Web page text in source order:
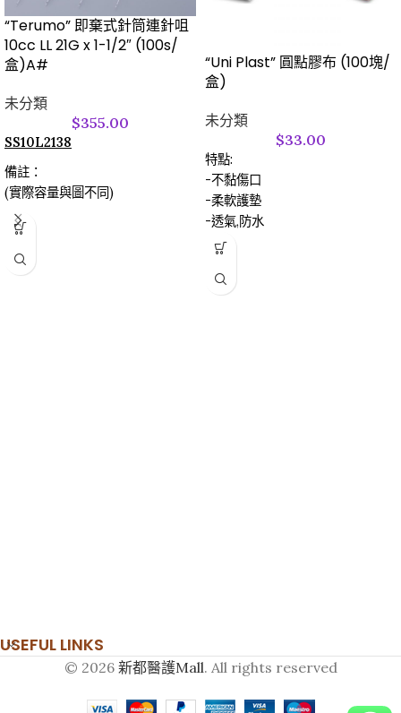
“Terumo” 即棄式針筒連針咀
10cc LL 21G x 1-1/2″ (100s/
盒)A#
未分類
$355.00
SS10L2138
備註：
(實際容量與圖不同)
“Uni Plast” 圓點膠布 (100塊/
盒)
未分類
$33.00
特點:
-不黏傷口
-柔軟護墊
-透氣,防水
-防敏感
USEFUL LINKS
© 2026 新都醫護Mall. All rights reserved